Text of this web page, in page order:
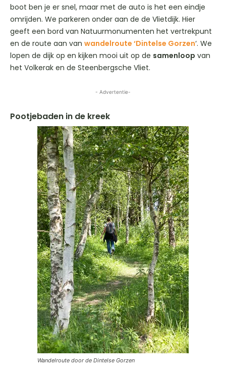
boot ben je er snel, maar met de auto is het een eindje
omrijden. We parkeren onder aan de de Vlietdijk. Hier
geeft een bord van Natuurmonumenten het vertrekpunt
en de route aan van wandelroute ‘Dintelse Gorzen‘. We
lopen de dijk op en kijken mooi uit op de samenloop van
het Volkerak en de Steenbergsche Vliet.
- Advertentie-
Pootjebaden in de kreek
Wandelroute door de Dintelse Gorzen